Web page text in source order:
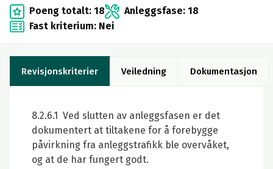
Poeng totalt: 18
Anleggsfase: 18
Fast kriterium: Nei
Revisjonskriterier Veiledning Dokumentasjon
8.2.6.1 Ved slutten av anleggsfasen er det
dokumentert at tiltakene for å forebygge
påvirkning fra anleggstrafikk ble overvåket,
og at de har fungert godt.